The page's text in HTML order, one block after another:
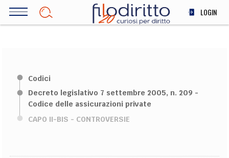
Salta
LOGIN
SCIENZA
Codici
Decreto legislativo 7 settembre 2005, n. 209 -
Codice delle assicurazioni private
CAPO II-BIS - CONTROVERSIE